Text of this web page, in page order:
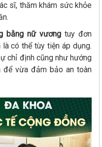
sĩ, thăm khám sức khỏe
bằng nữ vương tuy đơn
có thể tùy tiện áp dụng.
chỉ định cũng như hướng
để vừa đảm bảo an toàn